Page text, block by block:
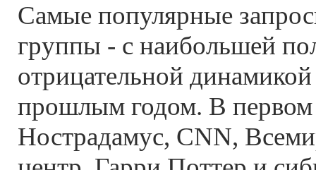
Самые популярные
группы - с наибольшей
отрицательной
прошлым годом. В первом
Нострадамус, CNN,